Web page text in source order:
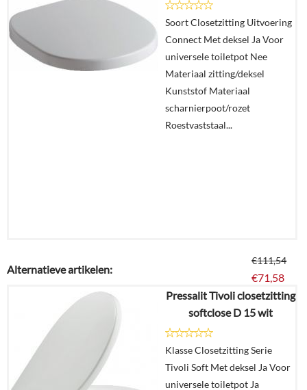
Details
In
winkelmand
Soort Closetzitting Uitvoering
Connect Met deksel Ja Voor
universele toiletpot Nee
Materiaal zitting/deksel
Kunststof Materiaal
scharnierpoot/rozet
Roestvaststaal...
€111,54
€71,58
Details
In
winkelmand
Alternatieve artikelen:
Pressalit Tivoli closetzitting
softclose D 15 wit
Klasse Closetzitting Serie
Tivoli Soft Met deksel Ja Voor
universele toiletpot Ja